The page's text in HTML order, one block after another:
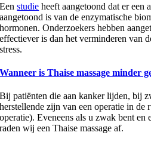
Eenstudie heeft aangetoond dat er een
aangetoond is van de enzymatische
hormonen. Onderzoekers hebben
effectiever is dan het verminderen van
stress.
Wanneer is Thaise massage minder
Bij patiënten die aan kanker lijden, bij
herstellende zijn van een operatie in de
operatie). Eveneens als u zwak bent en
raden wij een Thaise massage af.